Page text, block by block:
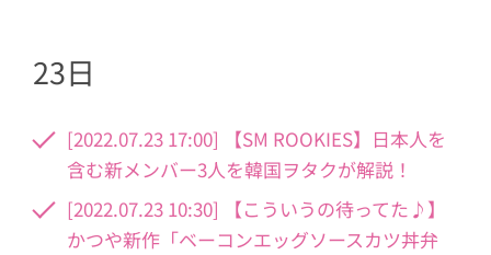
23日
[2022.07.23 17:00] 【SM ROOKIES】日本人を
含む新メンバー3人を韓国ヲタクが解説！
[2022.07.23 10:30] 【こういうの待ってた♪】
かつや新作「ベーコンエッグソースカツ丼弁